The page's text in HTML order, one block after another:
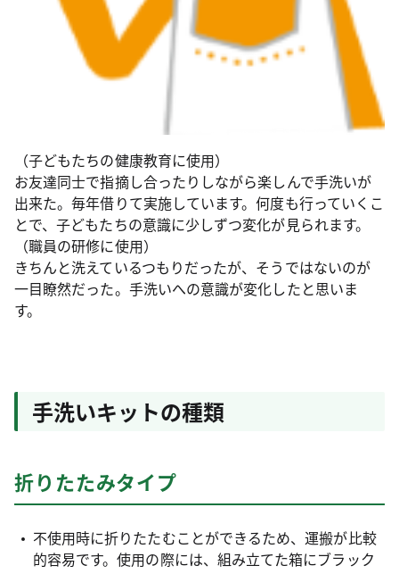
（子どもたちの健康教育に使用）
お友達同士で指摘し合ったりしながら楽しんで手洗いが
出来た。毎年借りて実施しています。何度も行っていくこ
とで、子どもたちの意識に少しずつ変化が見られます。
（職員の研修に使用）
きちんと洗えているつもりだったが、そうではないのが
一目瞭然だった。手洗いへの意識が変化したと思いま
す。
手洗いキットの種類
折りたたみタイプ
不使用時に折りたたむことができるため、運搬が比較
的容易です。使用の際には、組み立てた箱にブラック